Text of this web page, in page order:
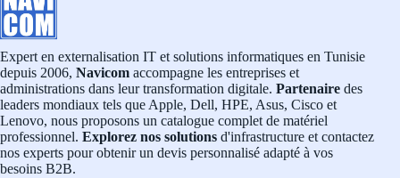
Expert en externalisation IT et solutions informatiques en Tunisie
depuis 2006, Navicom accompagne les entreprises et
administrations dans leur transformation digitale. Partenaire des
leaders mondiaux tels que Apple, Dell, HPE, Asus, Cisco et
Lenovo, nous proposons un catalogue complet de matériel
professionnel. Explorez nos solutions d'infrastructure et contactez
nos experts pour obtenir un devis personnalisé adapté à vos
besoins B2B.